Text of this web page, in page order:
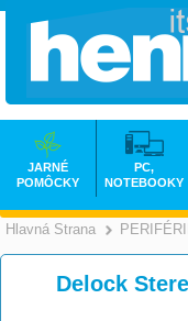
Hlavná Strana
Delock
JARNÉ
POMÔCKY
PC,
NOTEBOOKY